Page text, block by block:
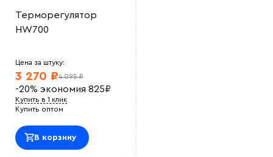
Терморегулятор
HW700
Цена за штуку:
4 095 ₽
3 270 ₽
-20% экономия 825₽
Купить в 1 клик
Купить оптом
В корзину